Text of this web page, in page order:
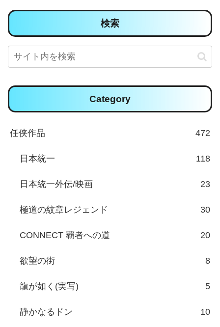
検索
Category
任侠作品 472
日本統一 118
日本統一外伝/映画 23
極道の紋章レジェンド 30
CONNECT 覇者への道 20
欲望の街 8
龍が如く(実写) 5
静かなるドン 10